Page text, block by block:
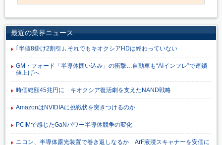
最近の業界ニュース
｢半値8掛け2割引｣､それでもキオクシアHDは終わっていない
GM・フォード「半導体囲い込み」の衝撃…自動車も“AIインフレ”で連鎖
値上げへ
時価総額45兆円に キオクシア復活劇を支えたNAND戦略
AmazonはNVIDIAに挑戦状を突きつけるのか
PCIMで感じたGaNパワー半導体競争の変化
ニコン、半導体露光装置で巻き返しなるか ArF液浸スキャナーを安価に